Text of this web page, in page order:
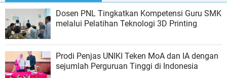
Dosen PNL Tingkatkan Kompetensi Guru SMK
melalui Pelatihan Teknologi 3D Printing
Prodi Penjas UNIKI Teken MoA dan IA dengan
sejumlah Perguruan Tinggi di Indonesia